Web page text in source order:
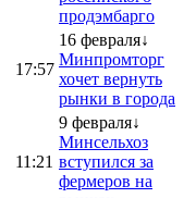
продэмбарго
17:57
16 февраля↓
Минпромторг
хочет вернуть
рынки в города
11:21
9 февраля↓
Минсельхоз
вступился за
фермеров на